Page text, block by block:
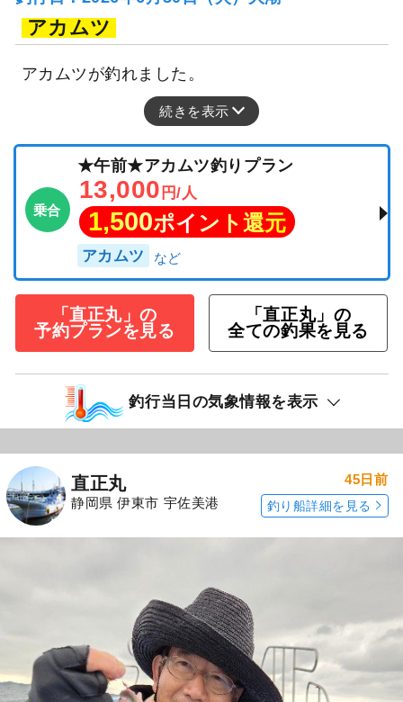
アカムツ
アカムツが釣れました。
続きを表示
乗合
★午前★アカムツ釣りプラン
13,000 円/人
1,500ポイント還元
アカムツ
「直正丸」の
予約プランを見る
「直正丸」の
全ての釣果を見る
釣行当日の気象情報を表示
直正丸
静岡県 伊東市 宇佐美港
45日前
釣り船詳細を見る